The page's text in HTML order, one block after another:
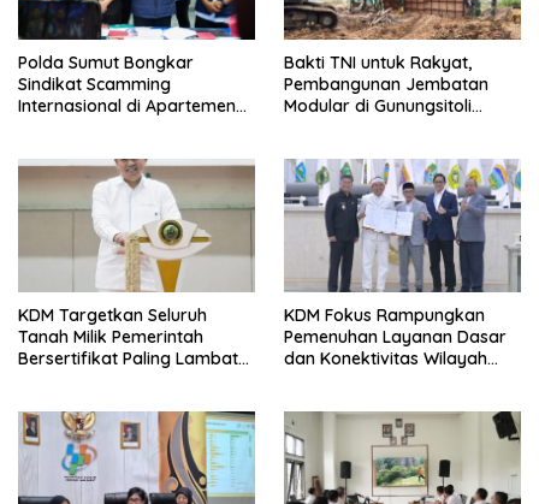
Polda Sumut Bongkar
Sindikat Scamming
Internasional di Apartemen
Bakti TNI untuk Rakyat,
Pembangunan Jembatan
Modular di Gunungsitoli
KDM Targetkan Seluruh
Tanah Milik Pemerintah
Bersertifikat Paling Lambat
KDM Fokus Rampungkan
Pemenuhan Layanan Dasar
dan Konektivitas Wilayah